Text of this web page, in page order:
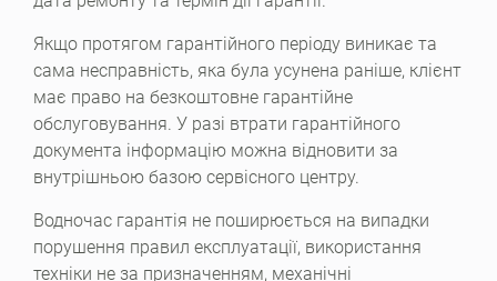
Якщо протягом гарантійного періоду виникає та
сама несправність, яка була усунена раніше, клієнт
має право на безкоштовне гарантійне
обслуговування. У разі втрати гарантійного
документа інформацію можна відновити за
внутрішньою базою сервісного центру.
Водночас гарантія не поширюється на випадки
порушення правил експлуатації, використання
техніки не за призначенням, механічні